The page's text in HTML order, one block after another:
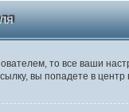
то все ваши
вы попадете в центр